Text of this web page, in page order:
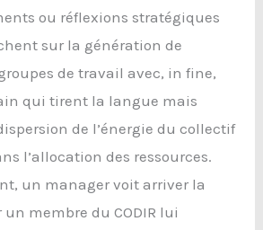
ou réflexions stratégiques
sur la génération de
de travail avec, in fine,
qui tirent la langue mais
de l’énergie du collectif
l’allocation des ressources.
un manager voit arriver la
membre du CODIR lui